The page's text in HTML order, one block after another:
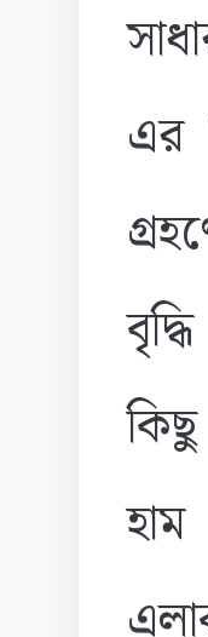
এর